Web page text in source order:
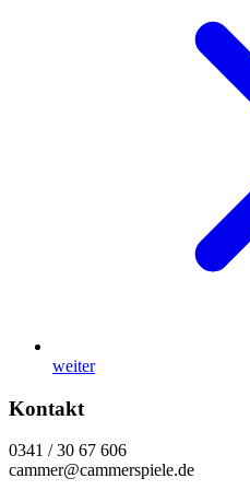
weiter
Kontakt
0341 / 30 67 606
cammer@cammerspiele.de